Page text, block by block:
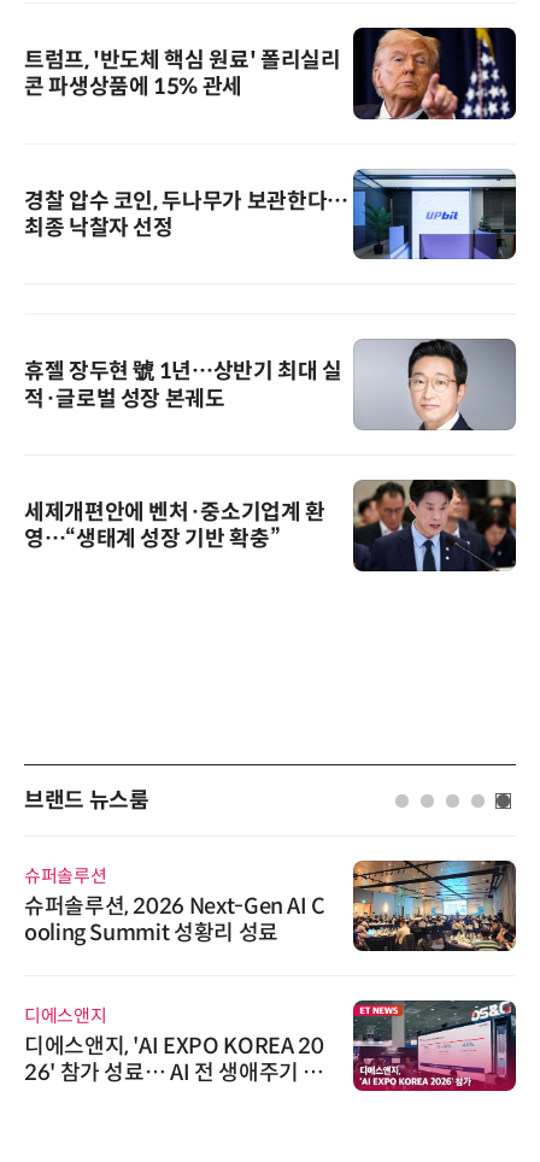
트럼프, '반도체 핵심 원료' 폴리실리
콘 파생상품에 15% 관세
경찰 압수 코인, 두나무가 보관한다…
최종 낙찰자 선정
휴젤 장두현 號 1년…상반기 최대 실
적·글로벌 성장 본궤도
세제개편안에 벤처·중소기업계 환
영…“생태계 성장 기반 확충”
브랜드 뉴스룸
슈퍼솔루션
슈퍼솔루션, 2026 Next-Gen AI C
ooling Summit 성황리 성료
디에스앤지
디에스앤지, 'AI EXPO KOREA 20
26' 참가 성료… AI 전 생애주기 아